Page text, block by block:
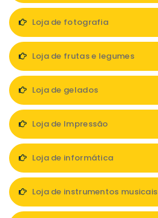
Loja de fotografia
Loja de frutas e legumes
Loja de gelados
Loja de Impressão
Loja de informática
Loja de instrumentos musicais